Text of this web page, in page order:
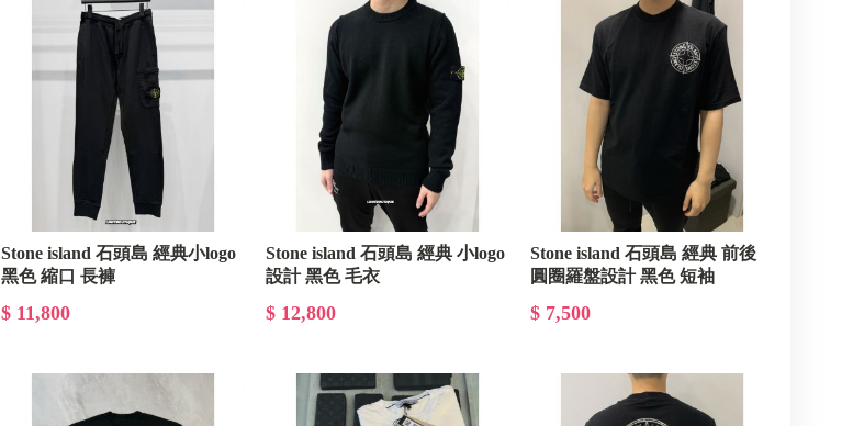
BV
Balenciaga 巴黎世家
GUCCI
Prada
YSL Saint Laurent 聖羅蘭
紀梵希GIVENCHY
Chrome Hearts 克羅心
Salvatore Ferragamo 菲拉格慕
Aape
Stone island 石頭島 經典小logo
黑色 縮口 長褲
$ 11,800
Stone island 石頭島 經典 小logo
設計 黑色 毛衣
$ 12,800
Stone island 石頭島 經典 前後
圓圈羅盤設計 黑色 短袖
$ 7,500